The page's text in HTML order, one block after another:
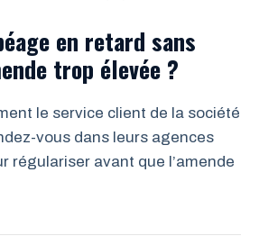
en retard sans
trop élevée ?
le service client de la société
vous dans leurs agences
régulariser avant que l’amende